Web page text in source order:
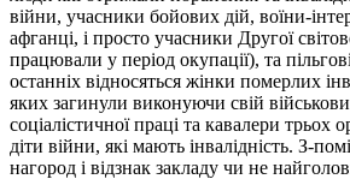
війни, учасники бойових дій, воїни-
афганці, і просто учасники Другої
працювали у період окупації), та
останніх відносяться жінки померлих
яких загинули виконуючи свій
соціалістичної праці та кавалери трьох
діти війни, які мають інвалідність. З-
нагород і відзнак закладу чи не